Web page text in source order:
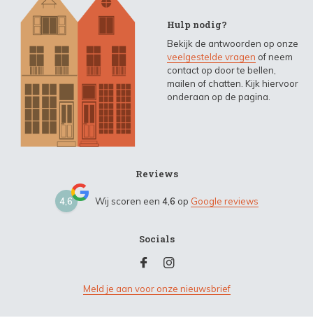
Hulp nodig?
Bekijk de antwoorden op onze
veelgestelde vragen of neem
contact op door te bellen,
mailen of chatten. Kijk hiervoor
onderaan op de pagina.
Reviews
4,6 Wij scoren een 4,6 op Google reviews
Socials
Meld je aan voor onze nieuwsbrief